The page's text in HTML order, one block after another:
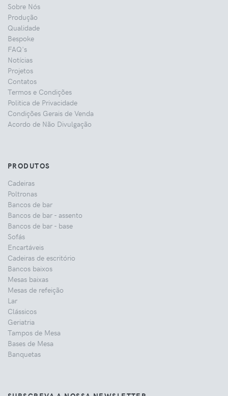
Sobre Nós
Produção
Qualidade
Bespoke
FAQ's
Notícias
Projetos
Contatos
Termos e Condições
Politica de Privacidade
Condições Gerais de Venda
Acordo de Não Divulgação
PRODUTOS
Cadeiras
Poltronas
Bancos de bar
Bancos de bar - assento
Bancos de bar - base
Sofás
Encartáveis
Cadeiras de escritório
Bancos baixos
Mesas baixas
Mesas de refeição
Lar
Clássicos
Geriatria
Tampos de Mesa
Bases de Mesa
Banquetas